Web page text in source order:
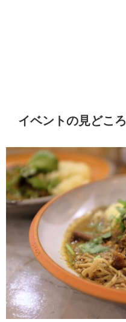
イベントの見どころ